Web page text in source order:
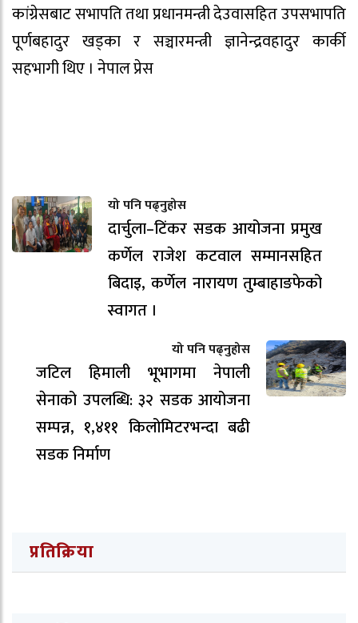
कांग्रेसबाट सभापति तथा प्रधानमन्त्री देउवासहित उपसभापति
पूर्णबहादुर खड्का र सञ्चारमन्त्री ज्ञानेन्द्रवहादुर कार्की
सहभागी थिए । नेपाल प्रेस
यो पनि पढ्नुहोस
दार्चुला–टिंकर सडक आयोजना प्रमुख
कर्णेल राजेश कटवाल सम्मानसहित
बिदाइ, कर्णेल नारायण तुम्बाहाङफेको
स्वागत ।
यो पनि पढ्नुहोस
जटिल हिमाली भूभागमा नेपाली
सेनाको उपलब्धि: ३२ सडक आयोजना
सम्पन्न, १,४११ किलोमिटरभन्दा बढी
सडक निर्माण
प्रतिक्रिया